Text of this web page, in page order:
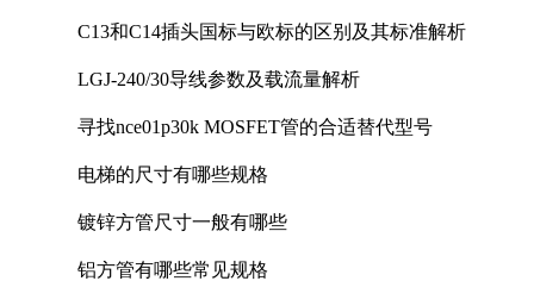
C13和C14插头国标与欧标的区别及其标准解析
LGJ-240/30导线参数及载流量解析
寻找nce01p30k MOSFET管的合适替代型号
电梯的尺寸有哪些规格
镀锌方管尺寸一般有哪些
铝方管有哪些常见规格